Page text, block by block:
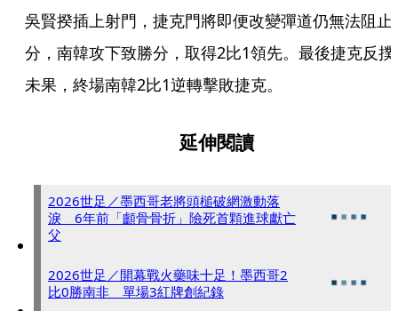
吳賢揆插上射門，捷克門將即便改變彈道仍無法阻止
分，南韓攻下致勝分，取得2比1領先。最後捷克反撲
未果，終場南韓2比1逆轉擊敗捷克。
延伸閱讀
2026世足／墨西哥老將頭槌破網激動落
淚 6年前「顱骨骨折」險死首顆進球獻亡
父
2026世足／開幕戰火藥味十足！墨西哥2
比0勝南非 單場3紅牌創紀錄